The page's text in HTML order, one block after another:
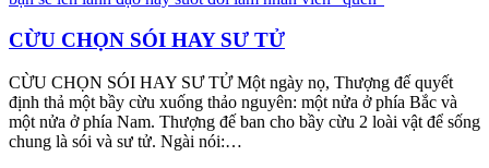
CỪU CHỌN SÓI HAY SƯ TỬ
CỪU CHỌN SÓI HAY SƯ TỬ Một ngày nọ, Thượng đế quyết
định thả một bầy cừu xuống thảo nguyên: một nửa ở phía Bắc và
một nửa ở phía Nam. Thượng đế ban cho bầy cừu 2 loài vật để sống
chung là sói và sư tử. Ngài nói:…